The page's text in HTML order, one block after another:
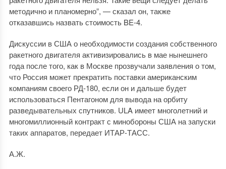
методично и планомерно”, — сказал он, также
отказавшись назвать стоимость BE-4.
Дискуссии в США о необходимости создания собственного
ракетного двигателя активизировались в мае нынешнего
года после того, как в Москве прозвучали заявления о том,
что Россия может прекратить поставки американским
компаниям своего РД-180, если он и дальше будет
использоваться Пентагоном для вывода на орбиту
разведывательных спутников. ULA имеет многолетний и
многомиллионный контракт с минобороны США на запуски
таких аппаратов, передает ИТАР-ТАСС.
А.Ж.